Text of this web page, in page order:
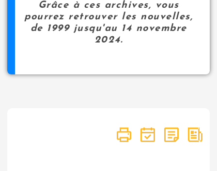
Grâce à ces archives, vous
pourrez retrouver les nouvelles,
de 1999 jusqu'au 14 novembre
2024.